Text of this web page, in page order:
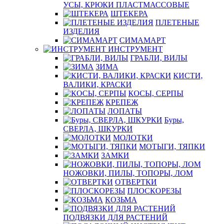
УСЫ, КРЮКИ ПЛАСТМАССОВЫЕ
ШТЕКЕРА
ПЛЕТЕНЫЕ
ИЗДЕЛИЯ
СИМАМАРТ
ИНСТРУМЕНТ
ГРАБЛИ, ВИЛЫ
ЗИМА
КИСТИ,
ВАЛИКИ, КРАСКИ
КОСЫ, СЕРПЫ
КРЕПЕЖ
ЛОПАТЫ
Буры,
СВЕРЛА, ШКУРКИ
МОЛОТКИ
МОТЫГИ, ТЯПКИ
ЗАМКИ
НОЖОВКИ, ПИЛЫ, ТОПОРЫ, ЛОМ
ОТВЕРТКИ
ПЛОСКОРЕЗЫ
КОЗЬМА
ПОДВЯЗКИ ДЛЯ РАСТЕНИЙ